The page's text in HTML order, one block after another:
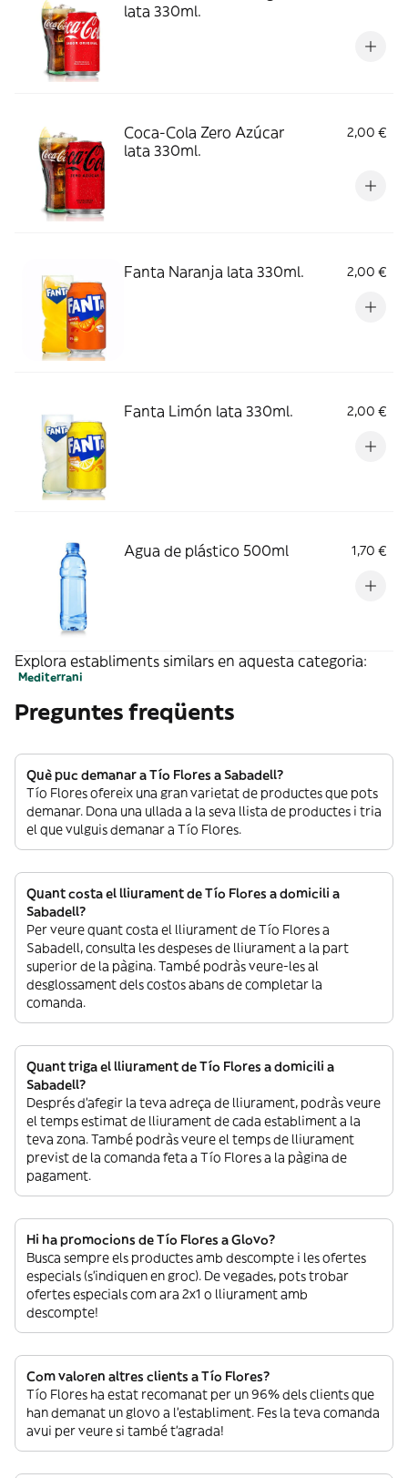
lata 330ml.
Coca-Cola Zero Azúcar
lata 330ml.
2,00 €
Fanta Naranja lata 330ml. 2,00 €
Fanta Limón lata 330ml. 2,00 €
Agua de plástico 500ml 1,70 €
Explora establiments similars en aquesta categoria:
Mediterrani
Preguntes freqüents
Què puc demanar a Tío Flores a Sabadell?
Tío Flores ofereix una gran varietat de productes que pots
demanar. Dona una ullada a la seva llista de productes i tria
el que vulguis demanar a Tío Flores.
Quant costa el lliurament de Tío Flores a domicili a
Sabadell?
Per veure quant costa el lliurament de Tío Flores a
Sabadell, consulta les despeses de lliurament a la part
superior de la pàgina. També podràs veure-les al
desglossament dels costos abans de completar la
comanda.
Quant triga el lliurament de Tío Flores a domicili a
Sabadell?
Després d’afegir la teva adreça de lliurament, podràs veure
el temps estimat de lliurament de cada establiment a la
teva zona. També podràs veure el temps de lliurament
previst de la comanda feta a Tío Flores a la pàgina de
pagament.
Hi ha promocions de Tío Flores a Glovo?
Busca sempre els productes amb descompte i les ofertes
especials (s’indiquen en groc). De vegades, pots trobar
ofertes especials com ara 2x1 o lliurament amb
descompte!
Com valoren altres clients a Tío Flores?
Tío Flores ha estat recomanat per un 96% dels clients que
han demanat un glovo a l’establiment. Fes la teva comanda
avui per veure si també t’agrada!